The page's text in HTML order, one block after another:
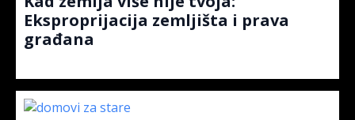
Eksproprijacija zemljišta i prava
građana